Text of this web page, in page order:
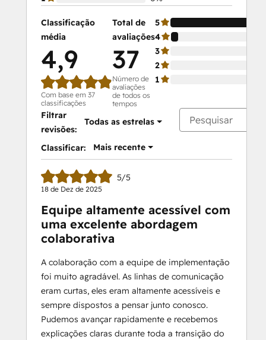
Classificação
média
4,9
Com base em 37
classificações
Total de
avaliações
37
Número de
avaliações
de todos os
tempos
5
4
3
2
1
Filtrar
revisões:
Todas as estrelas
Classificar: Mais recente
5/5
18 de Dez de 2025
Equipe altamente acessível com
uma excelente abordagem
colaborativa
A colaboração com a equipe de implementação
foi muito agradável. As linhas de comunicação
eram curtas, eles eram altamente acessíveis e
sempre dispostos a pensar junto conosco.
Pudemos avançar rapidamente e recebemos
explicações claras durante toda a transição do